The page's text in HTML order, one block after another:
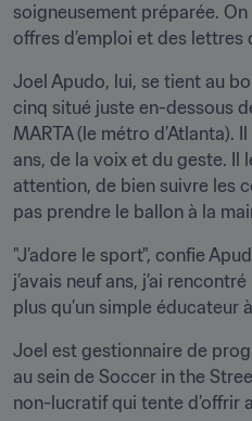
soigneusement préparée.
offres d’emploi et des
Joel Apudo, lui, se tient au
cinq situé juste en-dessous
MARTA (le métro d’Atlanta).
ans, de la voix et du geste. Il
attention, de bien suivre les
pas prendre le ballon à la
"J’adore le sport", confie
j’avais neuf ans, j’ai
plus qu’un simple éducateur
Joel est gestionnaire de
au sein de Soccer in the
non-lucratif qui tente d’offrir